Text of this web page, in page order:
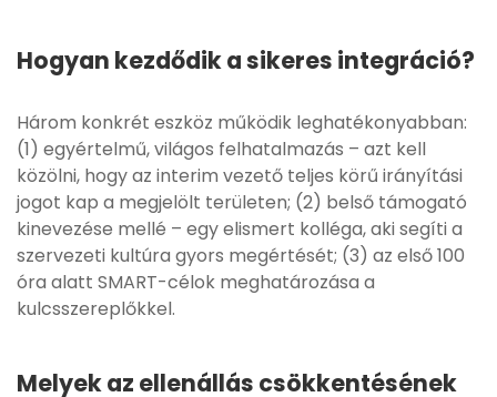
Hogyan kezdődik a sikeres integráció?
Három konkrét eszköz működik leghatékonyabban:
(1) egyértelmű, világos felhatalmazás – azt kell
közölni, hogy az interim vezető teljes körű irányítási
jogot kap a megjelölt területen; (2) belső támogató
kinevezése mellé – egy elismert kolléga, aki segíti a
szervezeti kultúra gyors megértését; (3) az első 100
óra alatt SMART-célok meghatározása a
kulcsszereplőkkel.
Melyek az ellenállás csökkentésének